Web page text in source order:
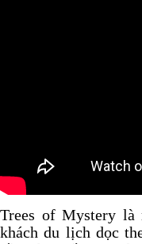
Trees of Mystery
khách du lịch dọc